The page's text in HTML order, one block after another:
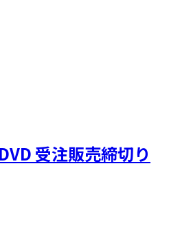
受注販売締切り